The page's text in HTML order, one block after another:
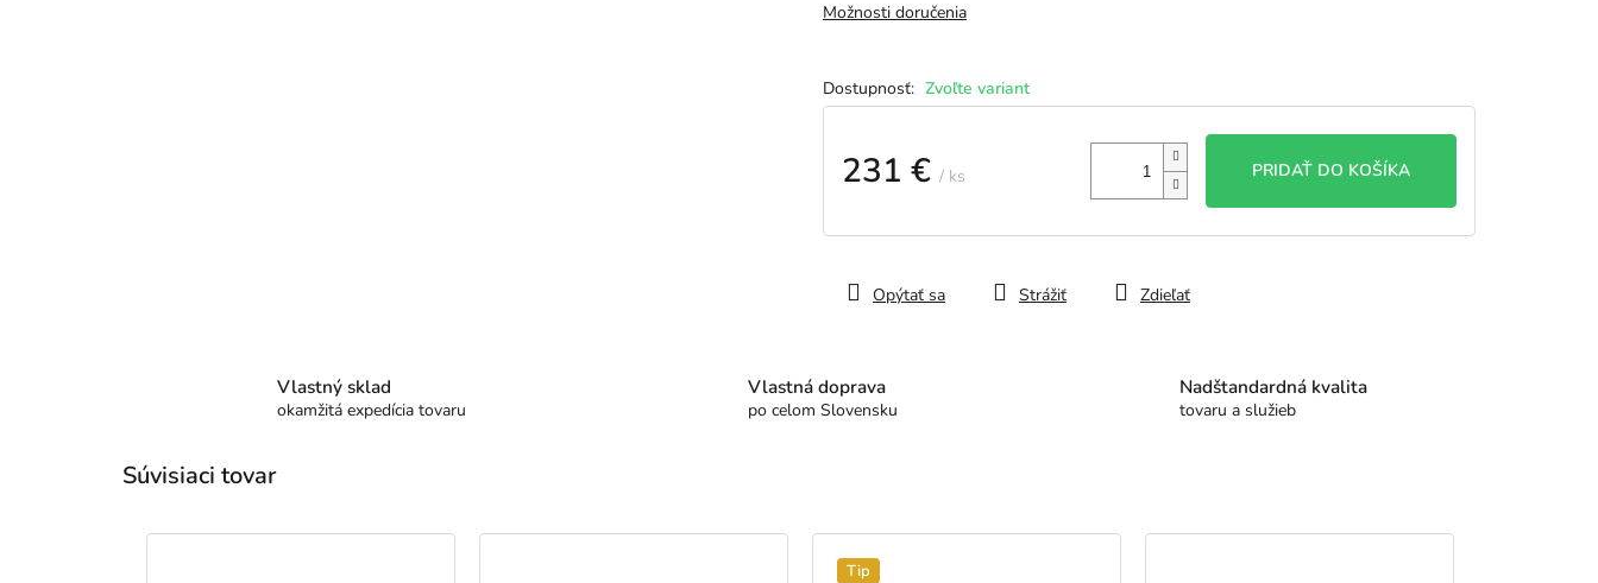
Zvoľte variant
Možnosti doručenia
231 € / ks
cena:
PRIDAŤ DO KOŠÍKA
Opýtať sa Strážiť Zdieľať
Vlastný sklad
okamžitá expedícia tovaru
Vlastná doprava
po celom Slovensku
Nadštandardná kvalita
tovaru a služieb
Súvisiaci tovar
Tip